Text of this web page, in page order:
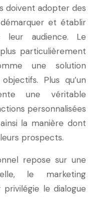
doivent adopter des
et établir
leur audience. Le
particulièrement
une solution
Plus qu’un
une véritable
personnalisées
la manière dont
prospects.
repose sur une
le marketing
le dialogue